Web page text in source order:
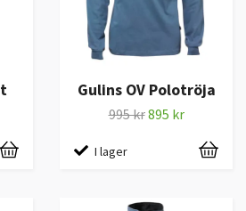
Gulins OV Polotröja
995 kr895 kr
I lager